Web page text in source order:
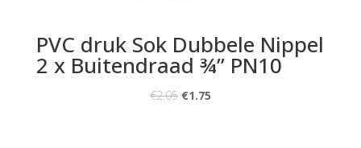
PVC druk Sok Dubbele Nippel
2 x Buitendraad ¾” PN10
€2.05 €1.75